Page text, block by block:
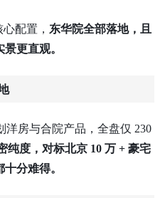
配置， 东华院全部落地，且
更直观。
房与合院产品，全盘仅 230
纯度，对标北京 10 万 + 豪宅
分难得。